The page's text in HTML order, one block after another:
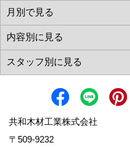
共和木材工業株式会社
〒509-9232